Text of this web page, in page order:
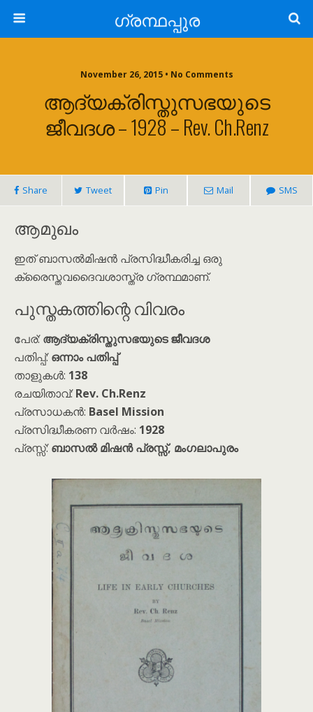
ഗ്രന്ഥപ്പുര
November 26, 2015 • No Comments
ആദ്യക്രിസ്തുസഭയുടെ
ജീവദശ – 1928 – Rev. Ch.Renz
Share Tweet Pin Mail SMS
ആമുഖം
ഇത് ബാസൽമിഷൻ പ്രസിദ്ധീകരിച്ച ഒരു
ക്രൈസ്തവദൈവശാസ്ത്ര ഗ്രന്ഥമാണ്.
പുസ്തകത്തിന്റെ വിവരം
പേര്:ആദ്യക്രിസ്തുസഭയുടെ ജീവദശ
പതിപ്പ്:ഒന്നാം പതിപ്പ്
താളുകൾ: 138
രചയിതാവ്:Rev. Ch.Renz
പ്രസാധകൻ: Basel Mission
പ്രസിദ്ധീകരണ വർഷം: 1928
പ്രസ്സ്:ബാസൽ മിഷൻ പ്രസ്സ്, മംഗലാപുരം